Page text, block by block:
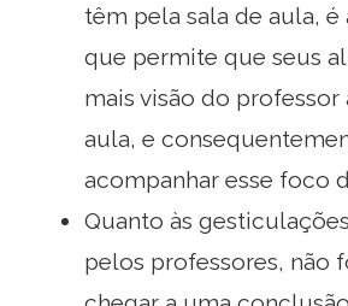
têm pela sala de aula, é
que permite que seus
mais visão do professor
aula, e
acompanhar esse foco
Quanto às
pelos professores, não